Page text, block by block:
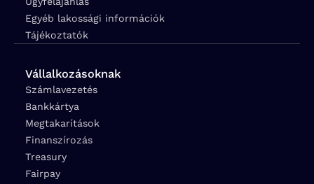
Egyéb lakossági információk
Tájékoztatók
Vállalkozásoknak
Számlavezetés
Bankkártya
Megtakarítások
Finanszírozás
Treasury
Fairpay